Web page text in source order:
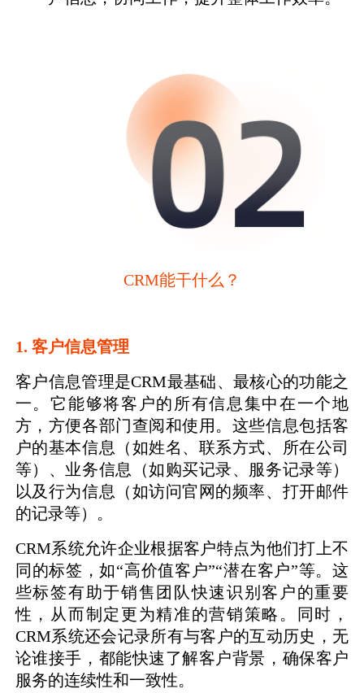
CRM能干什么？
1. 客户信息管理
客户信息管理是CRM最基础、最核心的功能之
一。它能够将客户的所有信息集中在一个地
方，方便各部门查阅和使用。这些信息包括客
户的基本信息（如姓名、联系方式、所在公司
等）、业务信息（如购买记录、服务记录等）
以及行为信息（如访问官网的频率、打开邮件
的记录等）。
CRM系统允许企业根据客户特点为他们打上不
同的标签，如“高价值客户”“潜在客户”等。这
些标签有助于销售团队快速识别客户的重要
性，从而制定更为精准的营销策略。同时，
CRM系统还会记录所有与客户的互动历史，无
论谁接手，都能快速了解客户背景，确保客户
服务的连续性和一致性。